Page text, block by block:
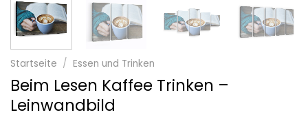
Startseite / Essen und Trinken
Beim Lesen Kaffee Trinken –
Leinwandbild